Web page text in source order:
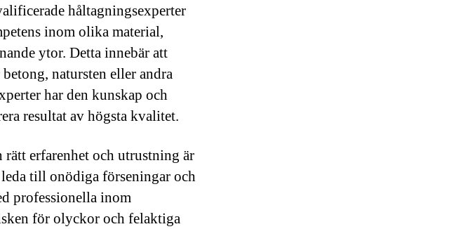
håltagningsexperter
inom olika material,
ytor. Detta innebär att
natursten eller andra
har den kunskap och
resultat av högsta kvalitet.
erfarenhet och utrustning är
till onödiga förseningar och
professionella inom
för olyckor och felaktiga